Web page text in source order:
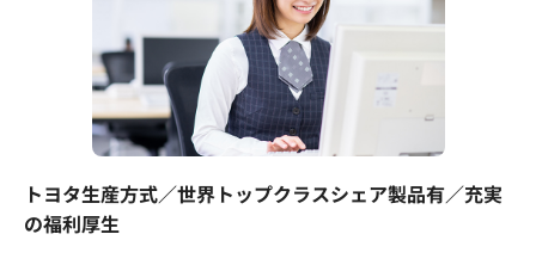
トヨタ生産方式／世界トップクラスシェア製品有／充実
の福利厚生